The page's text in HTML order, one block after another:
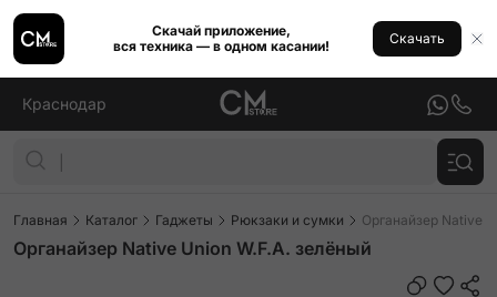
Скачай приложение,
вся техника — в одном касании!
Скачать
Краснодар
Главная Каталог Гаджеты Рюкзаки и сумки Органайзер Native
Органайзер Native Union W.F.A. зелёный